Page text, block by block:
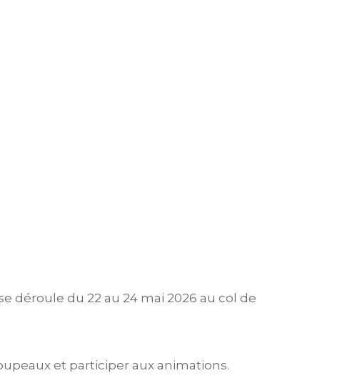
déroule du 22 au 24 mai 2026 au col de
et participer aux animations.